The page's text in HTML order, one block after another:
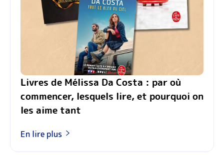
Livres de Mélissa Da Costa : par où
commencer, lesquels lire, et pourquoi on
les aime tant
En lire plus